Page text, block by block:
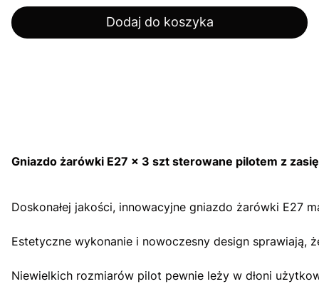
Dodaj do koszyka
Gniazdo żarówki E27 x 3 szt sterowane pilotem z
Doskonałej jakości, innowacyjne gniazdo żarówki E27
Estetyczne wykonanie i nowoczesny design sprawiają,
Niewielkich rozmiarów pilot pewnie leży w dłoni